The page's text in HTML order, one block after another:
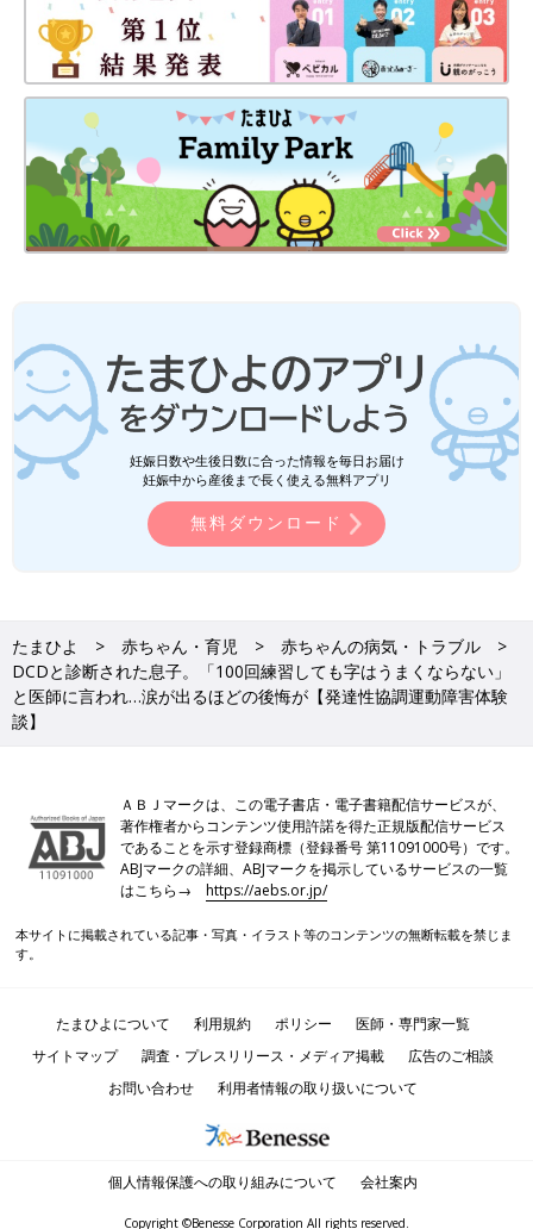
妊娠日数や生後日数に合った情報を毎日お届け
妊娠中から産後まで長く使える無料アプリ
無料ダウンロード
たまひよ 赤ちゃん・育児
赤ちゃんの病気・トラブル
DCDと診断された息子。「100回練習しても字はうまくならない」
と医師に言われ…涙が出るほどの後悔が【発達性協調運動障害体験
談】
ＡＢＪマークは、この電子書店・電子書籍配信サービスが、
著作権者からコンテンツ使用許諾を得た正規版配信サービス
であることを示す登録商標（登録番号 第11091000号）です。
ABJマークの詳細、ABJマークを掲示しているサービスの一覧
はこちら→https://aebs.or.jp/
本サイトに掲載されている記事・写真・イラスト等のコンテンツの無断転載を禁じま
す。
たまひよについて 利用規約 ポリシー
医師・専門家一覧
サイトマップ
調査・プレスリリース・メディア掲載
広告のご相談
お問い合わせ
利用者情報の取り扱いについて
個人情報保護への取り組みについて 会社案内
Copyright ©Benesse Corporation All rights reserved.